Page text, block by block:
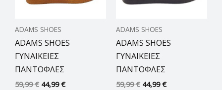
ADAMS SHOES
ADAMS SHOES
ΓΥΝΑΙΚΕΙΕΣ
ΠΑΝΤΟΦΛΕΣ
59,99€ 44,99€
ADAMS SHOES
ADAMS SHOES
ΓΥΝΑΙΚΕΙΕΣ
ΠΑΝΤΟΦΛΕΣ
59,99€ 44,99€